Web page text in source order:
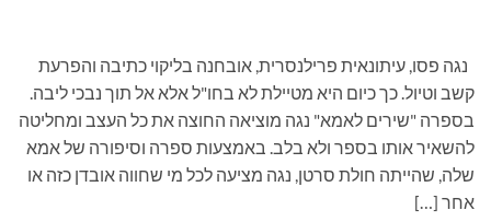
נגה פסו, עיתונאית פרילנסרית, אובחנה בליקוי כתיבה והפרעת
קשב וטיול. כך כיום היא מטיילת לא בחו"ל אלא אל תוך נבכי ליבה.
בספרה "שירים לאמא" נגה מוציאה החוצה את כל העצב ומחליטה
להשאיר אותו בספר ולא בלב. באמצעות ספרה וסיפורה של אמא
שלה, שהייתה חולת סרטן, נגה מציעה לכל מי שחווה אובדן כזה או
אחר […]